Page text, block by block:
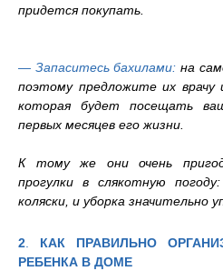
придется покупать.
— Запаситесь бахилами: на
поэтому предложите их врачу
которая будет посещать
первых месяцев его жизни.
К тому же они очень
прогулки в слякотную
коляски, и уборка значительно
2. КАК ПРАВИЛЬНО
РЕБЕНКА В ДОМЕ